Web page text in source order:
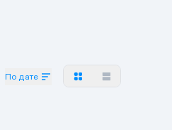
По дате